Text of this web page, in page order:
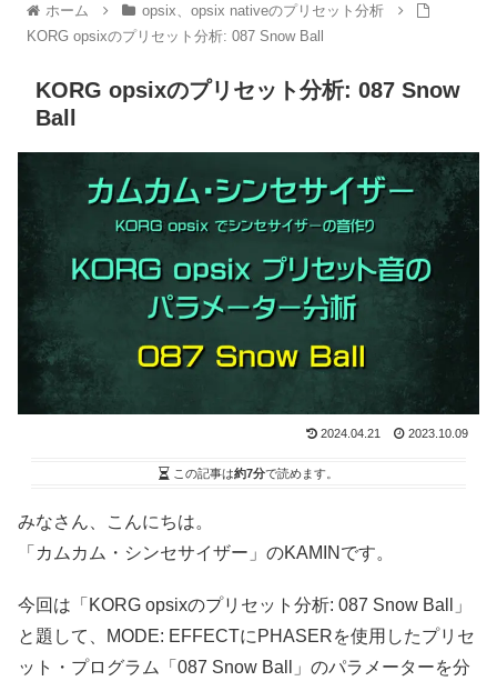
ホーム
opsix、opsix nativeのプリセット分析
KORG opsixのプリセット分析: 087 Snow Ball
KORG opsixのプリセット分析: 087 Snow
Ball
2024.04.21 2023.10.09
この記事は約7分で読めます。
みなさん、こんにちは。
「カムカム・シンセサイザー」のKAMINです。
今回は「KORG opsixのプリセット分析: 087 Snow Ball」
と題して、MODE: EFFECTにPHASERを使用したプリセ
ット・プログラム「087 Snow Ball」のパラメーターを分